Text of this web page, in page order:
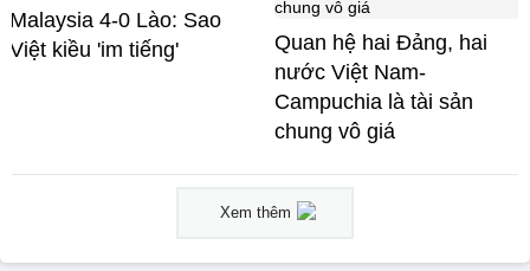
Malaysia 4-0 Lào: Sao
Việt kiều 'im tiếng'
Quan hệ hai Đảng, hai
nước Việt Nam-
Campuchia là tài sản
chung vô giá ​
Xem thêm